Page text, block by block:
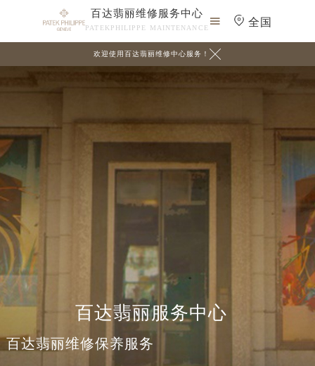
百达翡丽维修服务中心
PATEKPHILIPPE MAINTENANCE
 全国
欢迎使用百达翡丽维修中心服务！ 
百达翡丽服务中心
百达翡丽维修保养服务